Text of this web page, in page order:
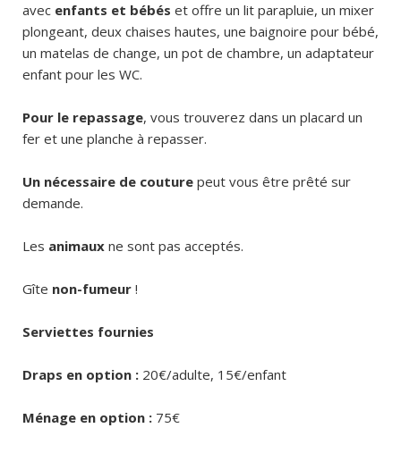
avec enfants et bébés et offre un lit parapluie, un mixer
plongeant, deux chaises hautes, une baignoire pour bébé,
un matelas de change, un pot de chambre, un adaptateur
enfant pour les WC.
Pour le repassage, vous trouverez dans un placard un
fer et une planche à repasser.
Un nécessaire de couture peut vous être prêté sur
demande.
Les animaux ne sont pas acceptés.
Gîte non-fumeur !
Serviettes fournies
Draps en option : 20€/adulte, 15€/enfant
Ménage en option : 75€